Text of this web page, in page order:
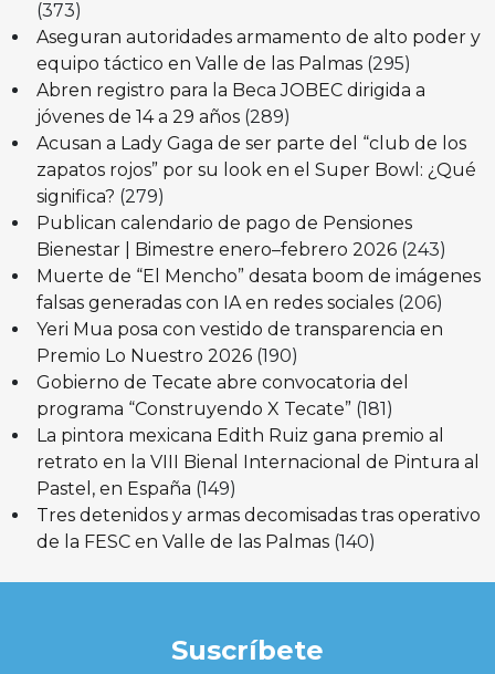
(373)
Aseguran autoridades armamento de alto poder y
equipo táctico en Valle de las Palmas (295)
Abren registro para la Beca JOBEC dirigida a
jóvenes de 14 a 29 años (289)
Acusan a Lady Gaga de ser parte del “club de los
zapatos rojos” por su look en el Super Bowl: ¿Qué
significa? (279)
Publican calendario de pago de Pensiones
Bienestar | Bimestre enero–febrero 2026 (243)
Muerte de “El Mencho” desata boom de imágenes
falsas generadas con IA en redes sociales (206)
Yeri Mua posa con vestido de transparencia en
Premio Lo Nuestro 2026 (190)
Gobierno de Tecate abre convocatoria del
programa “Construyendo X Tecate” (181)
La pintora mexicana Edith Ruiz gana premio al
retrato en la VIII Bienal Internacional de Pintura al
Pastel, en España (149)
Tres detenidos y armas decomisadas tras operativo
de la FESC en Valle de las Palmas (140)
Suscríbete